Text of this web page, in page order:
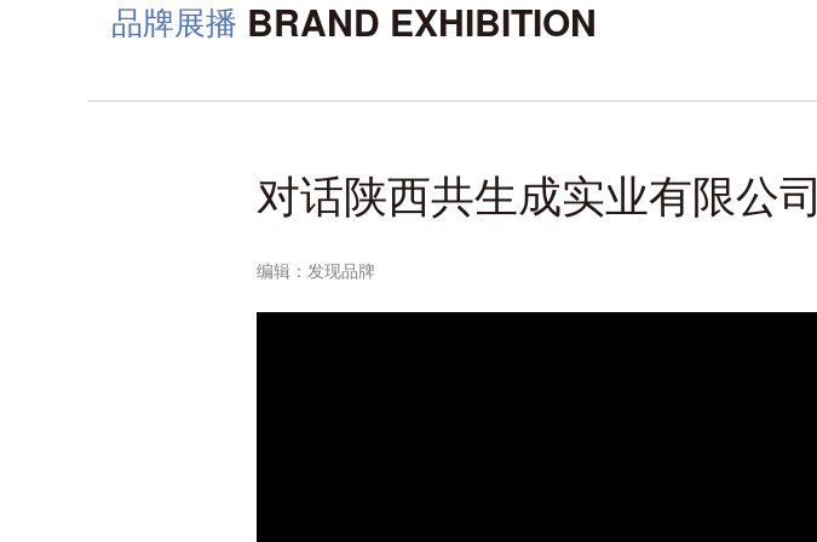
品牌展播 BRAND EXHIBITION
对话陕西共生成实业有限公司
编辑：发现品牌